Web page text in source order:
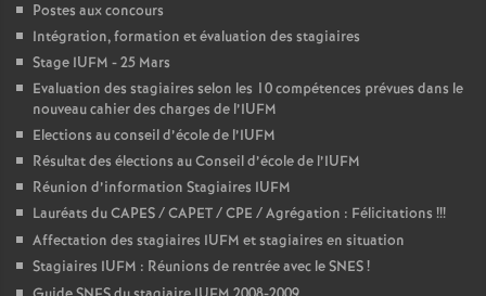
Postes aux concours
Intégration, formation et évaluation des stagiaires
Stage IUFM - 25 Mars
Evaluation des stagiaires selon les 10 compétences prévues dans le
nouveau cahier des charges de l’IUFM
Elections au conseil d’école de l’IUFM
Résultat des élections au Conseil d’école de l’IUFM
Réunion d’information Stagiaires IUFM
Lauréats du CAPES / CAPET / CPE / Agrégation : Félicitations !!!
Affectation des stagiaires IUFM et stagiaires en situation
Stagiaires IUFM : Réunions de rentrée avec le SNES!